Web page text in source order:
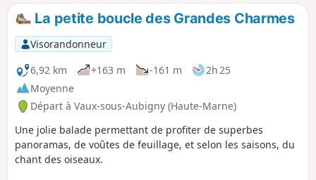
La petite boucle des Grandes Charmes
Visorandonneur
6,92 km
+163 m -161 m
2h 25
Moyenne
Départ à Vaux-sous-Aubigny (Haute-Marne)
Une jolie balade permettant de profiter de superbes
panoramas, de voûtes de feuillage, et selon les saisons, du
chant des oiseaux.